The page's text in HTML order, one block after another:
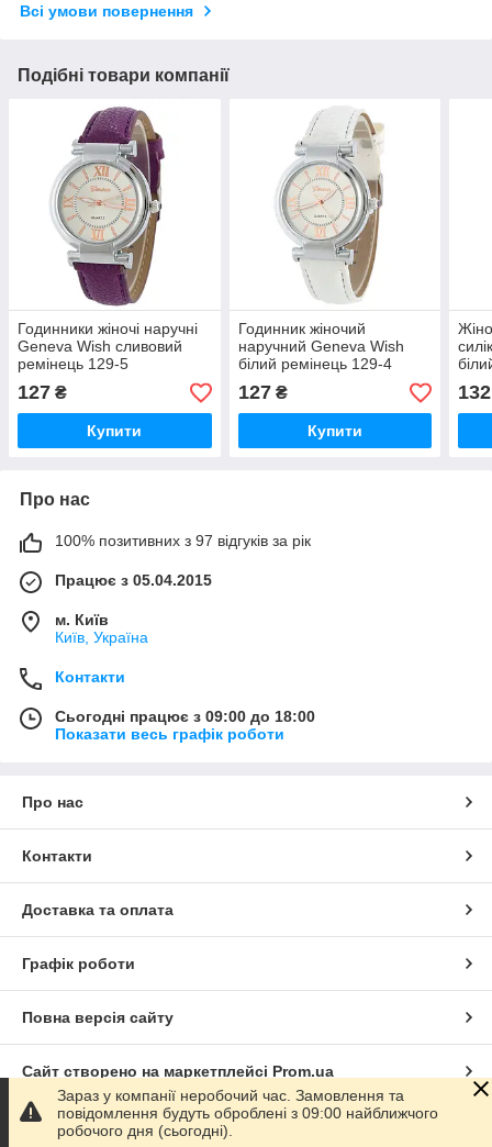
Всі умови повернення
Подібні товари компанії
Годинники жіночі наручні
Geneva Wish сливовий
ремінець 129-5
127 ₴
Купити
Годинник жіночий
наручний Geneva Wish
білий ремінець 129-4
127₴
Купити
132
Про нас
100% позитивних з 97 відгуків за рік
Працює з 05.04.2015
м. Київ
Київ, Україна
Контакти
Сьогодні працює з 09:00 до 18:00
Показати весь графік роботи
Про нас
Контакти
Доставка та оплата
Графік роботи
Повна версія сайту
Сайт створено на маркетплейсі Prom.ua
Політика конфіденційності
Зараз у компанії неробочий час. Замовлення та
повідомлення будуть оброблені з 09:00 найближчого
робочого дня (сьогодні).